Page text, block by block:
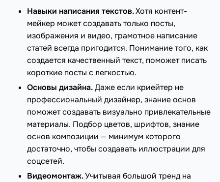
Навыки написания текстов.Хотя контент-
мейкер может создавать только посты,
изображения и видео, грамотное написание
статей всегда пригодится. Понимание того, как
создается качественный текст, поможет писать
короткие посты с легкостью.
Основы дизайна.Даже если криейтер не
профессиональный дизайнер, знание основ
поможет создавать визуально привлекательные
материалы. Подбор цветов, шрифтов, знание
основ композиции — минимум которого
достаточно, чтобы создавать иллюстрации для
соцсетей.
Видеомонтаж.Учитывая большой тренд на